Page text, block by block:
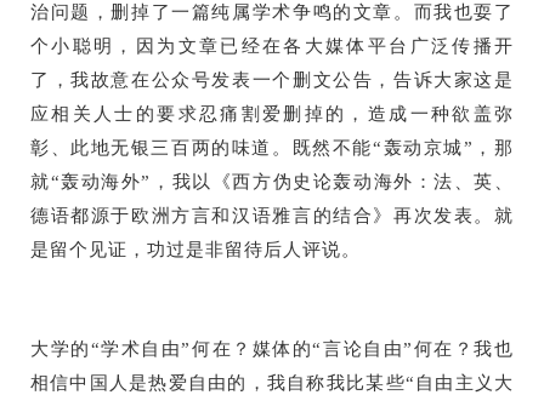
治问题，删掉了一篇纯属学术争鸣的文章。而我也耍了
个小聪明，因为文章已经在各大媒体平台广泛传播开
了，我故意在公众号发表一个删文公告，告诉大家这是
应相关人士的要求忍痛割爱删掉的，造成一种欲盖弥
彰、此地无银三百两的味道。既然不能“轰动京城”，那
就“轰动海外”，我以《西方伪史论轰动海外：法、英、
德语都源于欧洲方言和汉语雅言的结合》再次发表。就
是留个见证，功过是非留待后人评说。
大学的“学术自由”何在？媒体的“言论自由”何在？我也
相信中国人是热爱自由的，我自称我比某些“自由主义大